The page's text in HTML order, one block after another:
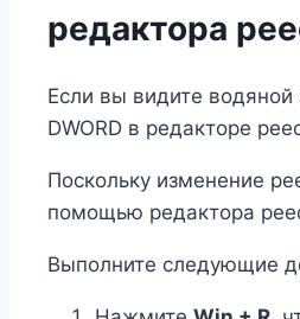
редактора
Если вы видите
DWORD в редакторе
Поскольку изменение
помощью редактора
Выполните следующие